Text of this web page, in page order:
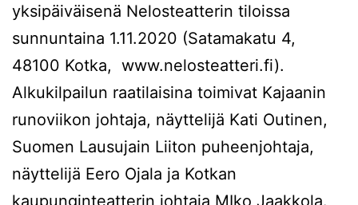
yksipäiväisenä Nelosteatterin tiloissa
sunnuntaina 1.11.2020 (Satamakatu 4,
48100 Kotka, www.nelosteatteri.fi).
Alkukilpailun raatilaisina toimivat Kajaanin
runoviikon johtaja, näyttelijä Kati Outinen,
Suomen Lausujain Liiton puheenjohtaja,
näyttelijä Eero Ojala ja Kotkan
kaupunginteatterin johtaja MIko Jaakkola.